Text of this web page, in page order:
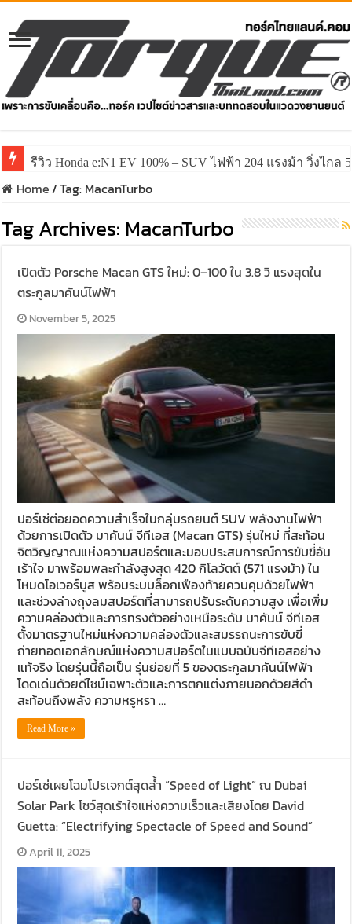
รีวิว Honda e:N1 EV 100% – SUV ไฟฟ้า 204 แรงม้า วิ่งไกล
Home/Tag: MacanTurbo
Tag Archives: MacanTurbo
เปิดตัว Porsche Macan GTS ใหม่: 0–100 ใน 3.8 วิ แรงสุดใน
ตระกูลมาคันน์ไฟฟ้า
November 5, 2025
ปอร์เช่ต่อยอดความสำเร็จในกลุ่มรถยนต์ SUV พลังงานไฟฟ้า
ด้วยการเปิดตัว มาคันน์ จีทีเอส (Macan GTS) รุ่นใหม่ ที่สะท้อน
จิตวิญญาณแห่งความสปอร์ตและมอบประสบการณ์การขับขี่อัน
เร้าใจ มาพร้อมพละกำลังสูงสุด 420 กิโลวัตต์ (571 แรงม้า) ใน
โหมดโอเวอร์บูส พร้อมระบบล็อกเฟืองท้ายควบคุมด้วยไฟฟ้า
และช่วงล่างถุงลมสปอร์ตที่สามารถปรับระดับความสูง เพื่อเพิ่ม
ความคล่องตัวและการทรงตัวอย่างเหนือระดับ มาคันน์ จีทีเอส
ตั้งมาตรฐานใหม่แห่งความคล่องตัวและสมรรถนะการขับขี่
ถ่ายทอดเอกลักษณ์แห่งความสปอร์ตในแบบฉบับจีทีเอสอย่าง
แท้จริง โดยรุ่นนี้ถือเป็น รุ่นย่อยที่ 5 ของตระกูลมาคันน์ไฟฟ้า
โดดเด่นด้วยดีไซน์เฉพาะตัวและการตกแต่งภายนอกด้วยสีดำ
สะท้อนถึงพลัง ความหรูหรา …
Read More »
ปอร์เช่เผยโฉมโปรเจกต์สุดล้ำ “Speed of Light” ณ Dubai
Solar Park โชว์สุดเร้าใจแห่งความเร็วและเสียงโดย David
Guetta: “Electrifying Spectacle of Speed and Sound”
April 11, 2025